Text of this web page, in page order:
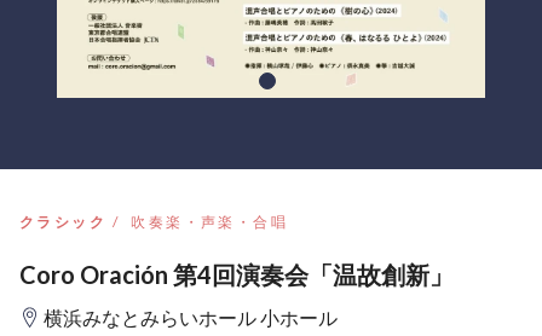
クラシック 吹奏楽・声楽・合唱
Coro Oración 第4回演奏会「温故創新」
横浜みなとみらいホール 小ホール